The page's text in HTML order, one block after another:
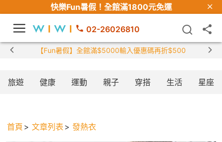
快樂Fun暑假！ 全館滿1800元免運
02-26026810
【Fun暑假】全館滿$5000輸入優惠碼再折$500
旅遊 健康 運動 親子 穿搭 生活 星座
首頁 文章列表 發熱衣